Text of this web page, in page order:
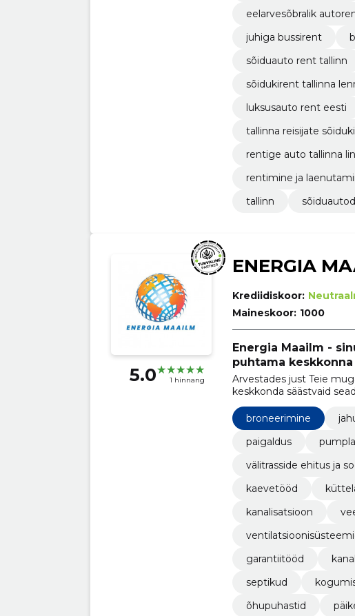
eelarvesõbralik
juhiga bussirent
sõiduauto rent tallinn
sõidukirent tallinna
luksusauto rent eesti
tallinna reisijate
rentige auto tallinna
rentimine ja
tallinn
5.0 1 hinnang
ENERGIA
Krediidiskoor:
Maineskoor: 1000
Energia Maailm -
puhtama keskkonna
Arvestades just Teie
keskkonda säästvaid
broneerimine
paigaldus
välitrasside ehitus ja
kaevetööd
kanalisatsioon
garantiitööd
septikud
õhupuhastid